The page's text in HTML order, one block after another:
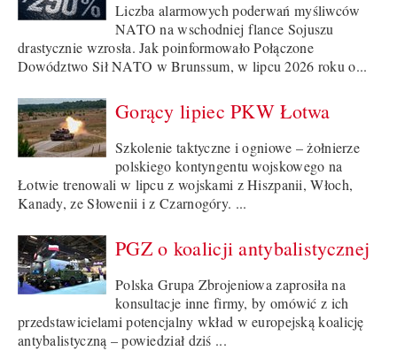
Liczba alarmowych poderwań myśliwców
NATO na wschodniej flance Sojuszu
drastycznie wzrosła. Jak poinformowało Połączone
Dowództwo Sił NATO w Brunssum, w lipcu 2026 roku o...
Gorący lipiec PKW Łotwa
Szkolenie taktyczne i ogniowe – żołnierze
polskiego kontyngentu wojskowego na
Łotwie trenowali w lipcu z wojskami z Hiszpanii, Włoch,
Kanady, ze Słowenii i z Czarnogóry. ...
PGZ o koalicji antybalistycznej
Polska Grupa Zbrojeniowa zaprosiła na
konsultacje inne firmy, by omówić z ich
przedstawicielami potencjalny wkład w europejską koalicję
antybalistyczną – powiedział dziś ...